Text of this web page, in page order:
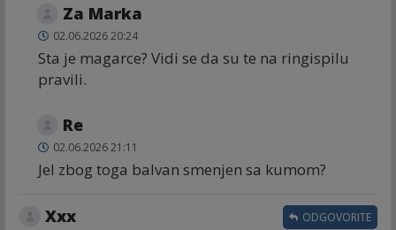
Za Marka
02.06.2026 20:24
Sta je magarce? Vidi se da su te na ringispilu
pravili.
Re
02.06.2026 21:11
Jel zbog toga balvan smenjen sa kumom?
Xxx ODGOVORITE